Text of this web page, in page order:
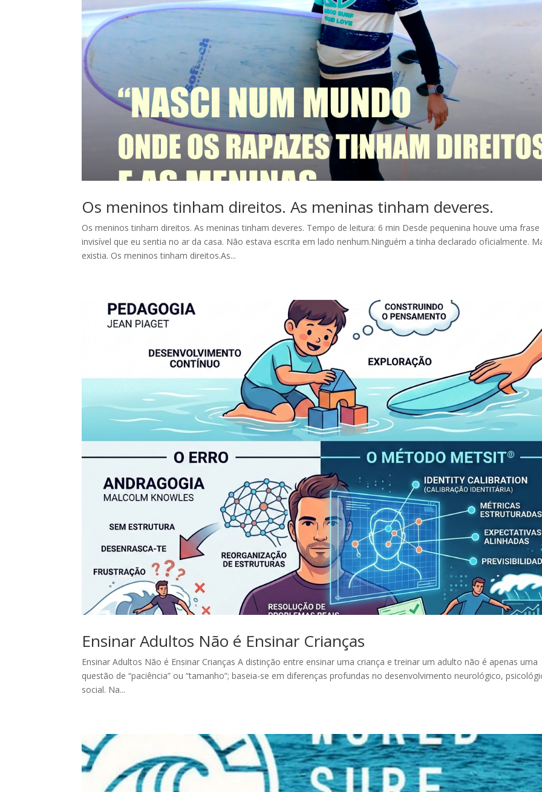
Os meninos tinham direitos. As meninas tinham deveres.
Os meninos tinham direitos. As meninas tinham deveres. Tempo de leitura: 6 min Desde pequenina houve uma frase
invisível que eu sentia no ar da casa. Não estava escrita em lado nenhum.Ninguém a tinha declarado oficialmente.
existia. Os meninos tinham direitos.As...
Ensinar Adultos Não é Ensinar Crianças
Ensinar Adultos Não é Ensinar Crianças A distinção entre ensinar uma criança e treinar um adulto não é apenas uma
questão de “paciência” ou “tamanho”; baseia-se em diferenças profundas no desenvolvimento neurológico,
social. Na...